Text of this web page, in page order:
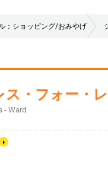
：ショッピング/おみやげ
ス・フォー・
- Ward